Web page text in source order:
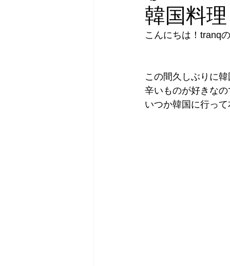
韓国料理
こんにちは！tranq
この間久しぶりに
辛いものが好きな
いつか韓国に行っ